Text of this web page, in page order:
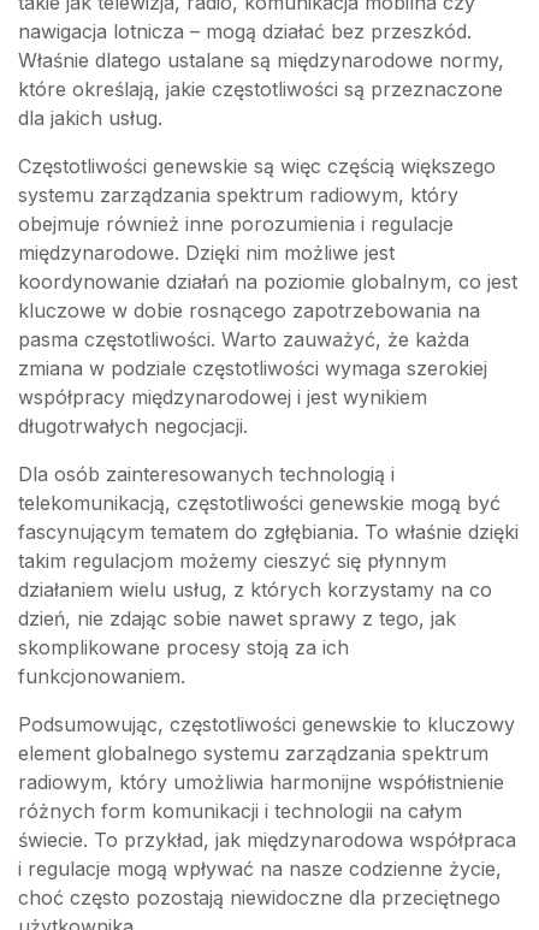
nawigacja lotnicza – mogą działać bez przeszkód.
Właśnie dlatego ustalane są międzynarodowe normy,
które określają, jakie częstotliwości są przeznaczone
dla jakich usług.
Częstotliwości genewskie są więc częścią większego
systemu zarządzania spektrum radiowym, który
obejmuje również inne porozumienia i regulacje
międzynarodowe. Dzięki nim możliwe jest
koordynowanie działań na poziomie globalnym, co jest
kluczowe w dobie rosnącego zapotrzebowania na
pasma częstotliwości. Warto zauważyć, że każda
zmiana w podziale częstotliwości wymaga szerokiej
współpracy międzynarodowej i jest wynikiem
długotrwałych negocjacji.
Dla osób zainteresowanych technologią i
telekomunikacją, częstotliwości genewskie mogą być
fascynującym tematem do zgłębiania. To właśnie dzięki
takim regulacjom możemy cieszyć się płynnym
działaniem wielu usług, z których korzystamy na co
dzień, nie zdając sobie nawet sprawy z tego, jak
skomplikowane procesy stoją za ich
funkcjonowaniem.
Podsumowując, częstotliwości genewskie to kluczowy
element globalnego systemu zarządzania spektrum
radiowym, który umożliwia harmonijne współistnienie
różnych form komunikacji i technologii na całym
świecie. To przykład, jak międzynarodowa współpraca
i regulacje mogą wpływać na nasze codzienne życie,
choć często pozostają niewidoczne dla przeciętnego